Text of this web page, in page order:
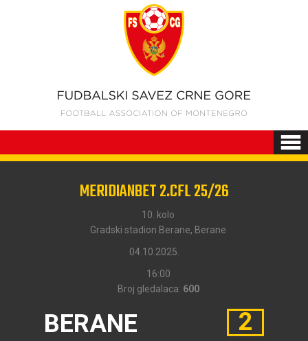
MERIDIANBET 2.CFL 25/26
10. kolo
Gradski stadion Berane, Berane
04.10.2025.
16:00
Broj gledalaca: 600
BERANE
2